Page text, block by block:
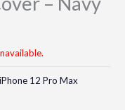
iPhone 12 Pro Max